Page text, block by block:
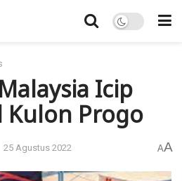
Icip
Kulon Progo
25 Agustus 2022 AA